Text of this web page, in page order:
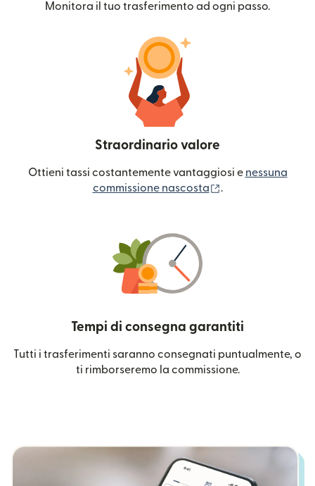
Monitora il tuo trasferimento ad ogni passo.
Straordinario valore
Ottieni tassi costantemente vantaggiosi e nessuna
commissione nascosta
.
Tempi di consegna garantiti
Tutti i trasferimenti saranno consegnati puntualmente, o
ti rimborseremo la commissione.